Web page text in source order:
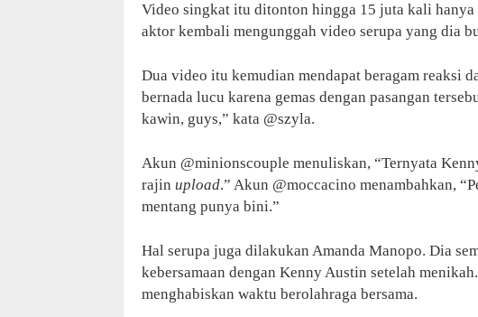
Video singkat itu ditonton hingga 15 juta kali hanya
aktor kembali mengunggah video serupa yang dia
Dua video itu kemudian mendapat beragam reaksi
bernada lucu karena gemas dengan pasangan
kawin, guys,” kata @szyla.
Akun @minionscouple menuliskan, “Ternyata
rajin upload.” Akun @moccacino menambahkan,
mentang punya bini.”
Hal serupa juga dilakukan Amanda Manopo. Dia
kebersamaan dengan Kenny Austin setelah
menghabiskan waktu berolahraga bersama.